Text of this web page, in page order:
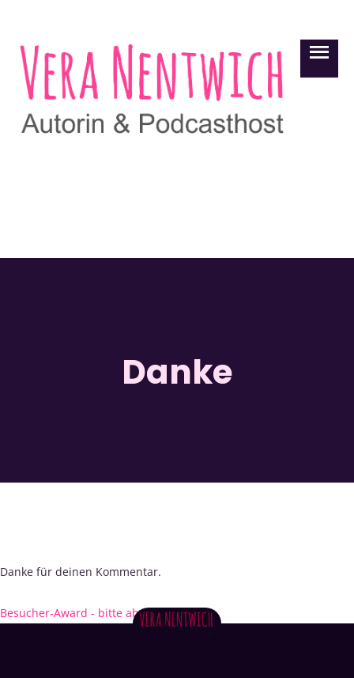
Danke
Danke für deinen Kommentar.
Besucher-Award - bitte abstimmen!→